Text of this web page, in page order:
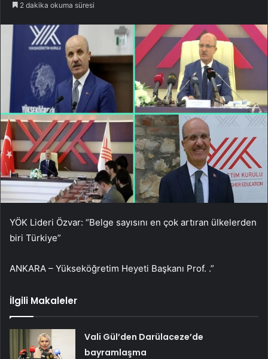
2 dakika okuma süresi
YÖK Lideri Özvar: “Belge sayısını en çok artıran ülkelerden
biri Türkiye”
ANKARA – Yükseköğretim Heyeti Başkanı Prof. .”
İlgili Makaleler
Vali Gül’den Darülaceze’de
bayramlaşma